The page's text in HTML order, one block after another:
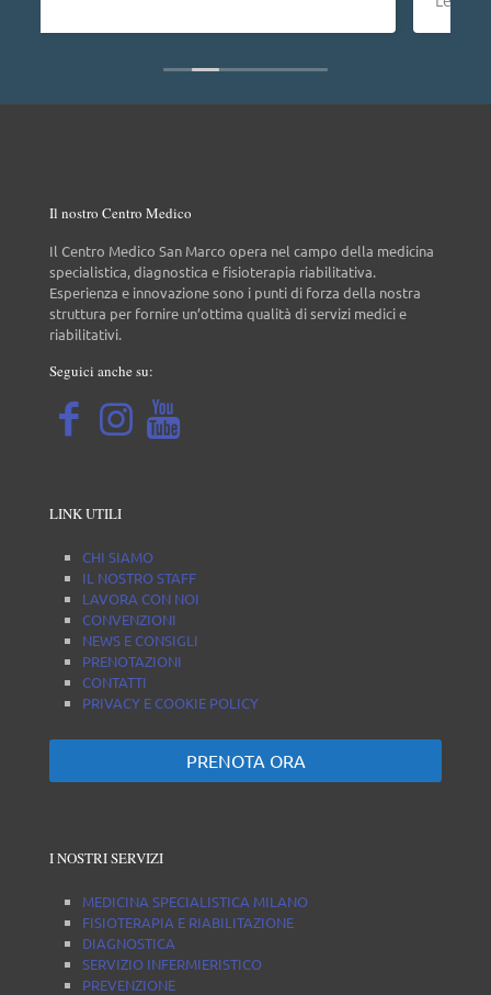
Il nostro Centro Medico
Il Centro Medico San Marco opera nel campo della medicina
specialistica, diagnostica e fisioterapia riabilitativa.
Esperienza e innovazione sono i punti di forza della nostra
struttura per fornire un’ottima qualità di servizi medici e
riabilitativi.
Seguici anche su:
LINK UTILI
CHI SIAMO
IL NOSTRO STAFF
LAVORA CON NOI
CONVENZIONI
NEWS E CONSIGLI
PRENOTAZIONI
CONTATTI
PRIVACY E COOKIE POLICY
PRENOTA ORA
I NOSTRI SERVIZI
MEDICINA SPECIALISTICA MILANO
FISIOTERAPIA E RIABILITAZIONE
DIAGNOSTICA
SERVIZIO INFERMIERISTICO
PREVENZIONE